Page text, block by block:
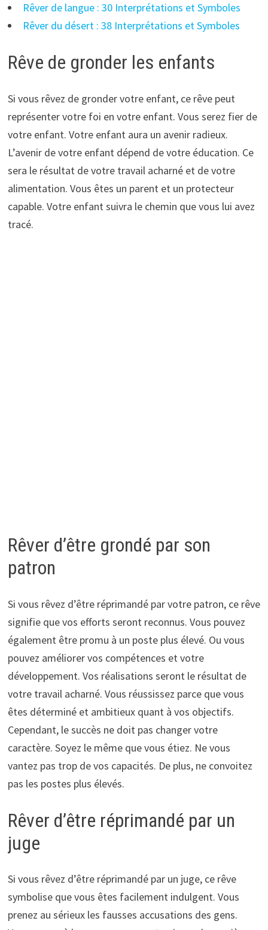
Rêver de langue : 30 Interprétations et Symboles
Rêver du désert : 38 Interprétations et Symboles
Rêve de gronder les enfants
Si vous rêvez de gronder votre enfant, ce rêve peut
représenter votre foi en votre enfant. Vous serez fier de
votre enfant. Votre enfant aura un avenir radieux.
L’avenir de votre enfant dépend de votre éducation. Ce
sera le résultat de votre travail acharné et de votre
alimentation. Vous êtes un parent et un protecteur
capable. Votre enfant suivra le chemin que vous lui avez
tracé.
Rêver d’être grondé par son
patron
Si vous rêvez d’être réprimandé par votre patron, ce rêve
signifie que vos efforts seront reconnus. Vous pouvez
également être promu à un poste plus élevé. Ou vous
pouvez améliorer vos compétences et votre
développement. Vos réalisations seront le résultat de
votre travail acharné. Vous réussissez parce que vous
êtes déterminé et ambitieux quant à vos objectifs.
Cependant, le succès ne doit pas changer votre
caractère. Soyez le même que vous étiez. Ne vous
vantez pas trop de vos capacités. De plus, ne convoitez
pas les postes plus élevés.
Rêver d’être réprimandé par un
juge
Si vous rêvez d’être réprimandé par un juge, ce rêve
symbolise que vous êtes facilement indulgent. Vous
prenez au sérieux les fausses accusations des gens.